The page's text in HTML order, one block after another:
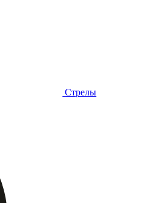
Стрелы